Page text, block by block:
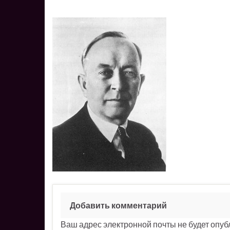
Добавить комментарий
Ваш адрес электронной почты не будет